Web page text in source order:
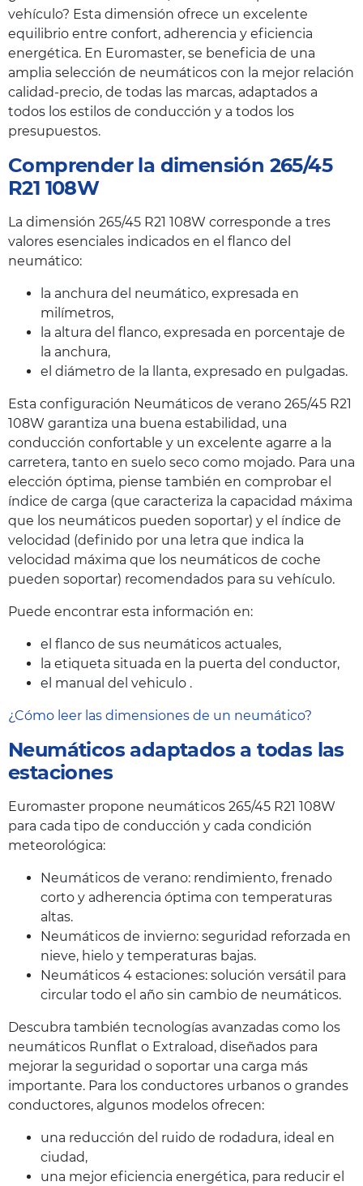
vehículo? Esta dimensión ofrece un excelente
equilibrio entre confort, adherencia y eficiencia
energética. En Euromaster, se beneficia de una
amplia selección de neumáticos con la mejor relación
calidad-precio, de todas las marcas, adaptados a
todos los estilos de conducción y a todos los
presupuestos.
Comprender la dimensión 265/45
R21 108W
La dimensión 265/45 R21 108W corresponde a tres
valores esenciales indicados en el flanco del
neumático:
la anchura del neumático, expresada en
milímetros,
la altura del flanco, expresada en porcentaje de
la anchura,
el diámetro de la llanta, expresado en pulgadas.
Esta configuración Neumáticos de verano 265/45 R21
108W garantiza una buena estabilidad, una
conducción confortable y un excelente agarre a la
carretera, tanto en suelo seco como mojado. Para una
elección óptima, piense también en comprobar el
índice de carga (que caracteriza la capacidad máxima
que los neumáticos pueden soportar) y el índice de
velocidad (definido por una letra que indica la
velocidad máxima que los neumáticos de coche
pueden soportar) recomendados para su vehículo.
Puede encontrar esta información en:
el flanco de sus neumáticos actuales,
la etiqueta situada en la puerta del conductor,
el manual del vehiculo .
¿Cómo leer las dimensiones de un neumático?
Neumáticos adaptados a todas las
estaciones
Euromaster propone neumáticos 265/45 R21 108W
para cada tipo de conducción y cada condición
meteorológica:
Neumáticos de verano: rendimiento, frenado
corto y adherencia óptima con temperaturas
altas.
Neumáticos de invierno: seguridad reforzada en
nieve, hielo y temperaturas bajas.
Neumáticos 4 estaciones: solución versátil para
circular todo el año sin cambio de neumáticos.
Descubra también tecnologías avanzadas como los
neumáticos Runflat o Extraload, diseñados para
mejorar la seguridad o soportar una carga más
importante. Para los conductores urbanos o grandes
conductores, algunos modelos ofrecen:
una reducción del ruido de rodadura, ideal en
ciudad,
una mejor eficiencia energética, para reducir el